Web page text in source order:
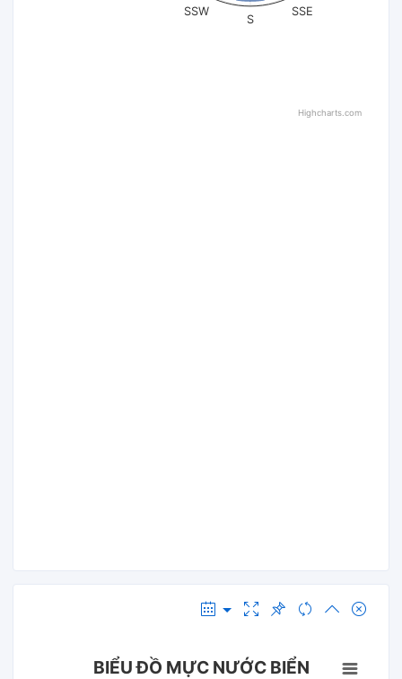
SSE
S
SSW
Highcharts.com
BIỂU ĐỒ MỰC NƯỚC BIỂN